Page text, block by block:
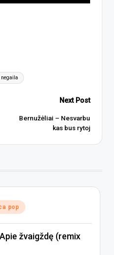
Next Post
Bernužėliai – Nesvarbu
kas bus rytoj
pop
žvaigždę (remix